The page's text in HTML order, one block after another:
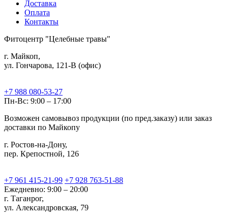
Доставка
Оплата
Контакты
Фитоцентр "Целебные травы"
г. Майкоп,
ул. Гончарова, 121-В (офис)
+7 988 080-53-27
Пн-Вс: 9:00 – 17:00
Возможен самовывоз продукции (по пред.заказу) или заказ
доставки по Майкопу
г. Ростов-на-Дону,
пер. Крепостной, 126
+7 961 415-21-99 +7 928 763-51-88
Ежедневно: 9:00 – 20:00
г. Таганрог,
ул. Александровская, 79